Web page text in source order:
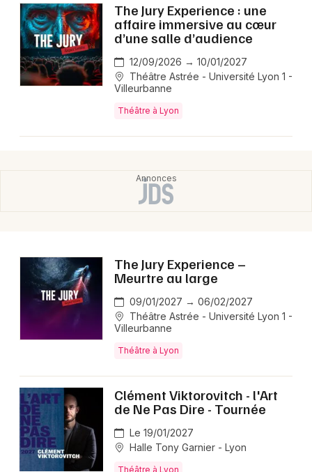
Concerts
Sports
Soirées
Newsletter des sorties
Artistes en tournée
Actus en Auvergne-Rhône-Alpes
Nice
Paris
Strasbourg
The Jury Experience : une
affaire immersive au cœur
d’une salle d’audience
12/09/2026 → 10/01/2027
Théâtre Astrée - Université Lyon 1 -
Villeurbanne
Théâtre à Lyon
The Jury Experience –
Meurtre au large
09/01/2027 → 06/02/2027
Théâtre Astrée - Université Lyon 1 -
Villeurbanne
Théâtre à Lyon
Clément Viktorovitch - l'Art
de Ne Pas Dire - Tournée
Le 19/01/2027
Halle Tony Garnier - Lyon
Théâtre à Lyon